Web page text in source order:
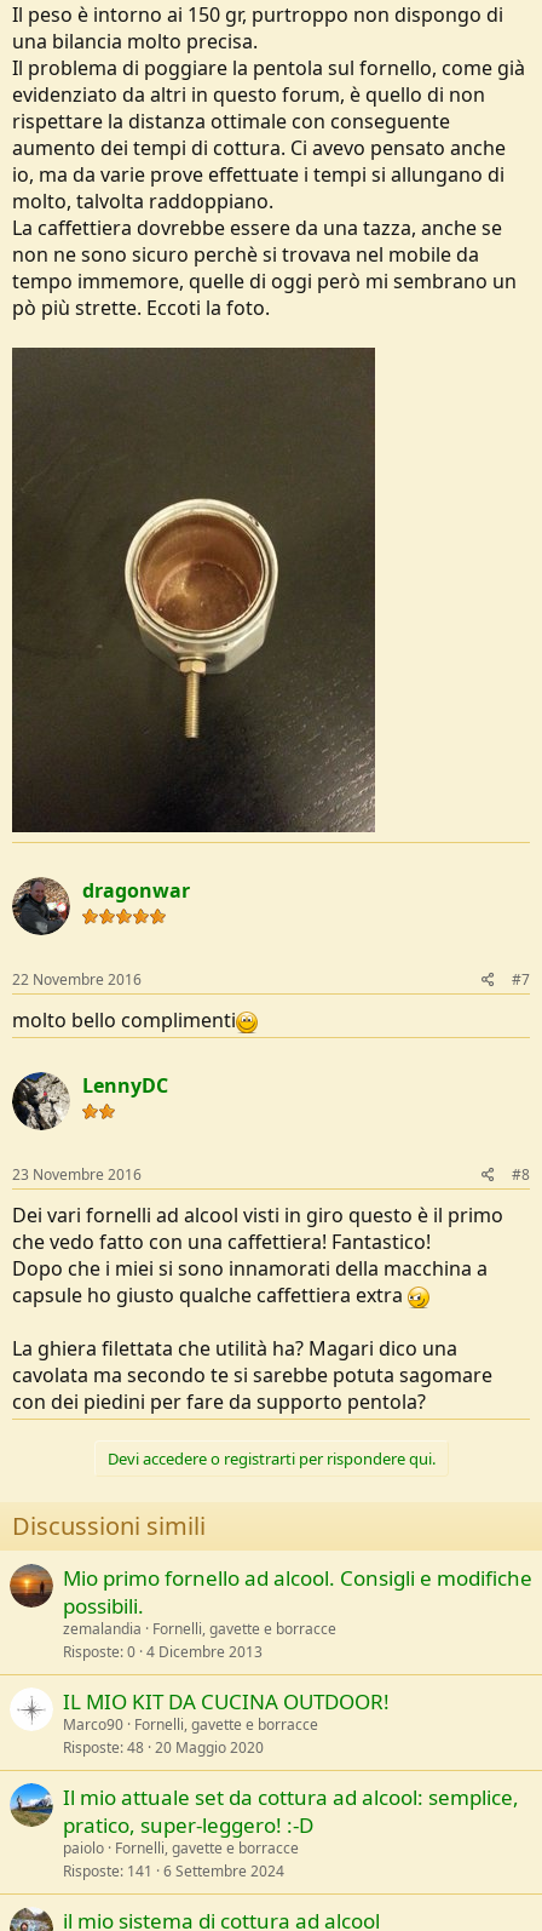
Il peso è intorno ai 150 gr, purtroppo non dispongo di
una bilancia molto precisa.
Il problema di poggiare la pentola sul fornello, come già
evidenziato da altri in questo forum, è quello di non
rispettare la distanza ottimale con conseguente
aumento dei tempi di cottura. Ci avevo pensato anche
io, ma da varie prove effettuate i tempi si allungano di
molto, talvolta raddoppiano.
La caffettiera dovrebbe essere da una tazza, anche se
non ne sono sicuro perchè si trovava nel mobile da
tempo immemore, quelle di oggi però mi sembrano un
pò più strette. Eccoti la foto.
dragonwar
22 Novembre 2016 #7
molto bello complimenti
LennyDC
23 Novembre 2016 #8
Dei vari fornelli ad alcool visti in giro questo è il primo
che vedo fatto con una caffettiera! Fantastico!
Dopo che i miei si sono innamorati della macchina a
capsule ho giusto qualche caffettiera extra
La ghiera filettata che utilità ha? Magari dico una
cavolata ma secondo te si sarebbe potuta sagomare
con dei piedini per fare da supporto pentola?
Devi accedere o registrarti per rispondere qui.
Discussioni simili
Mio primo fornello ad alcool. Consigli e modifiche
possibili.
zemalandia
Fornelli, gavette e borracce
Risposte 0 4 Dicembre 2013
IL MIO KIT DA CUCINA OUTDOOR!
Marco90 Fornelli, gavette e borracce
Risposte 48 20 Maggio 2020
Il mio attuale set da cottura ad alcool: semplice,
pratico, super-leggero! :-D
paiolo Fornelli, gavette e borracce
Risposte 141 6 Settembre 2024
il mio sistema di cottura ad alcool